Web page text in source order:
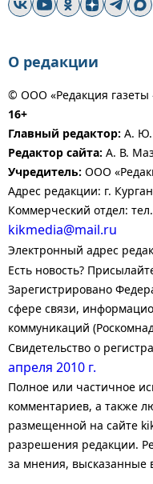
О редакции
© ООО «Редакция газеты
16+
Главный редактор: А. Ю.
Редактор сайта: А. В.
Учредитель: ООО
Адрес редакции: г.
Коммерческий отдел:
kikmedia@mail.ru
Электронный адрес
Есть новость?
Зарегистрировано
сфере связи,
коммуникаций
Свидетельство о
апреля 2010 г.
Полное или частичное
комментариев, а также
размещенной на сайте
разрешения редакции.
за мнения, высказанные